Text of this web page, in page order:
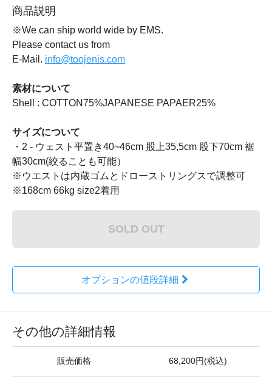
商品説明
※We can ship world wide by EMS.
Please contact us from
E-Mail. info@toojenis.com
素材について
Shell : COTTON75%JAPANESE PAPAER25%
サイズについて
・2 - ウェスト平置き40~46cm 股上35,5cm 股下70cm 裾
幅30cm(絞ることも可能）
※ウエストは内蔵ゴムとドローストリングスで調整可
※168cm 66kg size2着用
SOLD OUT
オプションの値段詳細
その他の詳細情報
販売価格 68,200円(税込)